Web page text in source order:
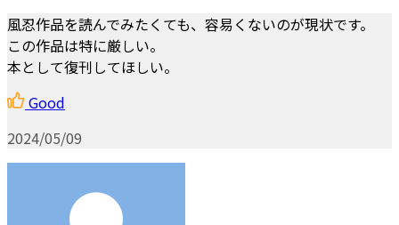
風忍作品を読んでみたくても、容易くないのが現状です。
この作品は特に厳しい。
本として復刊してほしい。
Good
2024/05/09